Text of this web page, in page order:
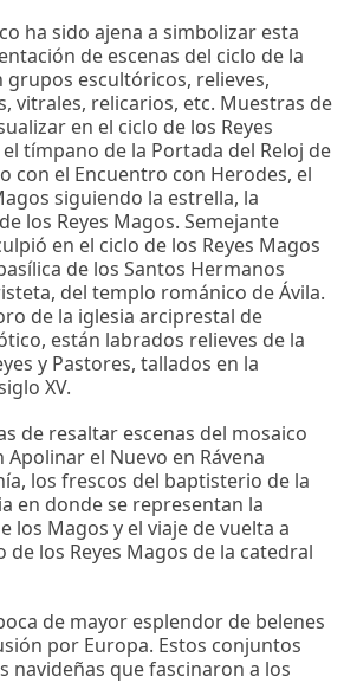
ha sido ajena a simbolizar esta
de escenas del ciclo de la
grupos escultóricos, relieves,
vitrales, relicarios, etc. Muestras de
en el ciclo de los Reyes
tímpano de la Portada del Reloj de
con el Encuentro con Herodes, el
siguiendo la estrella, la
los Reyes Magos. Semejante
en el ciclo de los Reyes Magos
de los Santos Hermanos
del templo románico de Ávila.
de la iglesia arciprestal de
están labrados relieves de la
y Pastores, tallados en la
XV.
de resaltar escenas del mosaico
Apolinar el Nuevo en Rávena
los frescos del baptisterio de la
en donde se representan la
los Magos y el viaje de vuelta a
de los Reyes Magos de la catedral
de mayor esplendor de belenes
por Europa. Estos conjuntos
navideñas que fascinaron a los